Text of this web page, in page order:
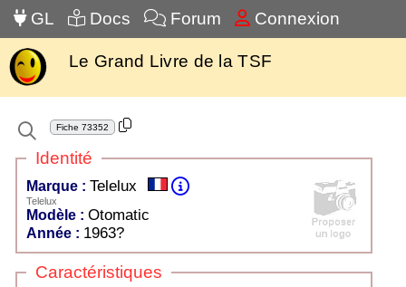
GL Docs Forum Connexion
Le Grand Livre de la TSF
Fiche 73352
Identité
Marque : Telelux
Telelux
Modèle : Otomatic
Année : 1963?
Caractéristiques